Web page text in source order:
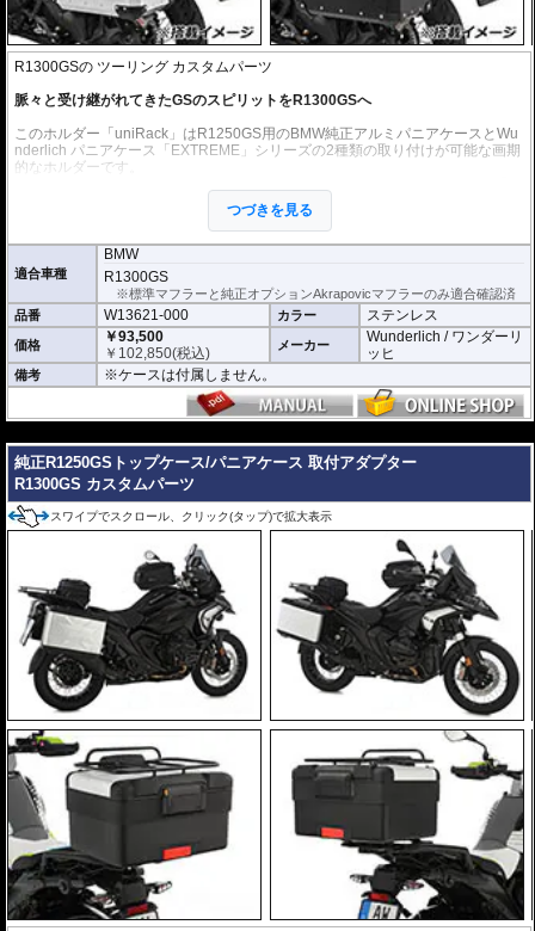
R1300GSの ツーリング カスタムパーツ
脈々と受け継がれてきたGSのスピリットをR1300GSへ
このホルダー「uniRack」はR1250GS用のBMW純正アルミパニアケースとWu
nderlich パニアケース「EXTREME」シリーズの2種類の取り付けが可能な画期
的なホルダーです。
牢性とアドベンチャーバイクにふさわしいデザインで、多くのライダーに支持
R1250GSからR1300GSへ乗り換える場合、それまで使用していたケースをそ
のまま引き継ぐことができ、先代の魂が宿る使い慣れたケースで新しい旅を開
始できます。
さらに、この「uniRack」はWunderlichの「EXTREME」シリーズのパニアケ
ースも搭載可能。
容量を抑えることで、スタイリッシュさと使い勝手の良さを実現した「EXTRE
ME slim Line」と極限まで大容量化を図った「EXTREME」の2種類をランナッ
プ。
いずれも先代のGSシリーズからの定番商品であり、ライディングスタイルに合
わせて 最適なパニアケースを選ぶことが可能です。
つづきを見る
適合車種
BMW
R1300GS
※標準マフラーと純正オプションAkrapovicマフラーのみ適合確認済
品番
W13621-000 カラー ステンレス
価格
￥93,500
￥ 102,850(税込) メーカー
Wunderlich / ワンダーリ
ッヒ
備考 ※ケースは付属しません。
純正R1250GSトップケース/パニアケース 取付アダプター
R1300GS カスタムパーツ
スワイプでスクロール、クリック(タップ)で拡大表示